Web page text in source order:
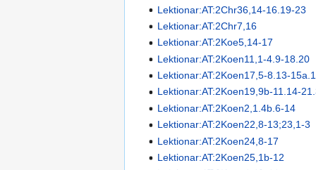
Lektionar:AT:2Chr36,14-16.19-23
Lektionar:AT:2Chr7,16
Lektionar:AT:2Koe5,14-17
Lektionar:AT:2Koen11,1-4.9-18.20
Lektionar:AT:2Koen17,5-8.13-
Lektionar:AT:2Koen19,9b-11.14-
Lektionar:AT:2Koen2,1.4b.6-14
Lektionar:AT:2Koen22,8-13;23,1-3
Lektionar:AT:2Koen24,8-17
Lektionar:AT:2Koen25,1b-12